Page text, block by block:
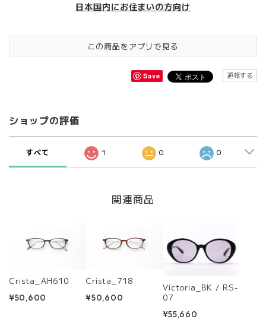
日本国内にお住まいの方向け
この商品をアプリで見る
Save 通報する
ショップの評価
すべて 1 0 0
関連商品
Crista_AH610
¥50,600
Crista_718
¥50,600
Victoria_BK / RS-
07
¥55,660